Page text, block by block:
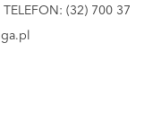
(32) 700 37